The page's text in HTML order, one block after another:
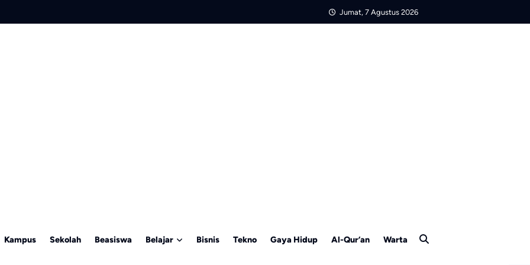
Jumat, 7 Agustus 2026
Kampus Sekolah Beasiswa Belajar Bisnis Tekno Gaya Hidup Al-Qur’an Warta